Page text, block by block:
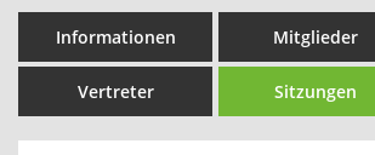
Informationen Mitglieder
Vertreter Sitzungen